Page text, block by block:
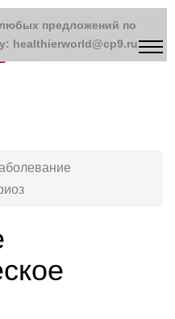
предложений по
healthierworld@cp9.ru